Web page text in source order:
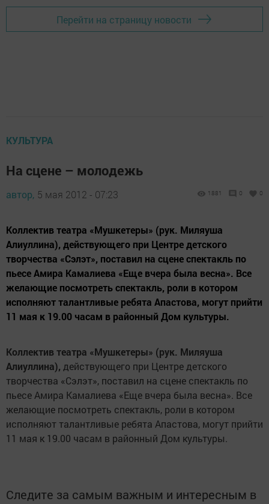
Перейти на страницу новости
КУЛЬТУРА
На сцене – молодежь
автор, 5 мая 2012 - 07:23 1881 0 0
Коллектив театра «Мушкетеры» (рук. Миляуша
Алиуллина), действующего при Центре детского
творчества «Сэлэт», поставил на сцене спектакль по
пьесе Амира Камалиева «Еще вчера была весна». Все
желающие посмотреть спектакль, роли в котором
исполняют талантливые ребята Апастова, могут прийти
11 мая к 19.00 часам в районный Дом культуры.
Коллектив театра «Мушкетеры» (рук. Миляуша
Алиуллина), действующего при Центре детского
творчества «Сэлэт», поставил на сцене спектакль по
пьесе Амира Камалиева «Еще вчера была весна». Все
желающие посмотреть спектакль, роли в котором
исполняют талантливые ребята Апастова, могут прийти
11 мая к 19.00 часам в районный Дом культуры.
Следите за самым важным и интересным в